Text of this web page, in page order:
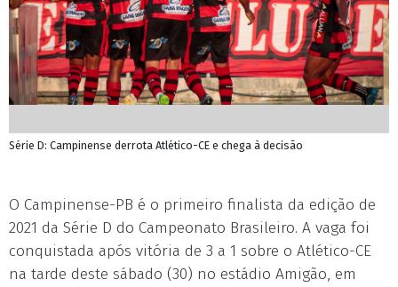
Série D: Campinense derrota Atlético-CE e chega à decisão
O Campinense-PB é o primeiro finalista da edição de
2021 da Série D do Campeonato Brasileiro. A vaga foi
conquistada após vitória de 3 a 1 sobre o Atlético-CE
na tarde deste sábado (30) no estádio Amigão, em